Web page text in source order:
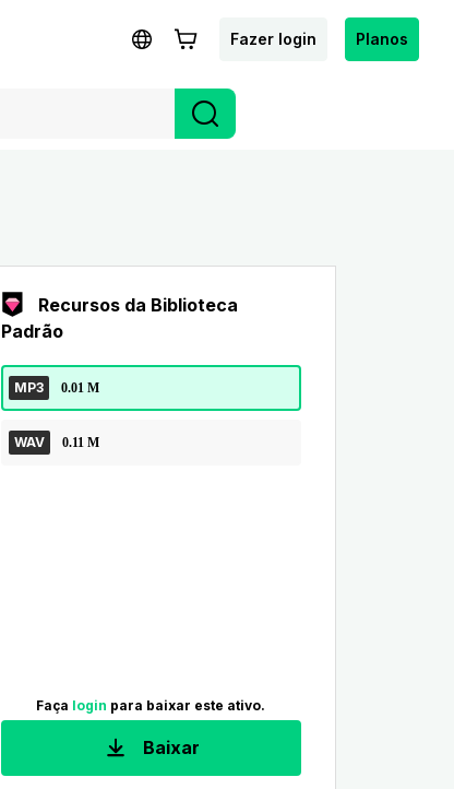
Fazer login Planos
Recursos da Biblioteca
Padrão
MP3 0.01 M
WAV 0.11 M
Faça login para baixar este ativo.
Baixar